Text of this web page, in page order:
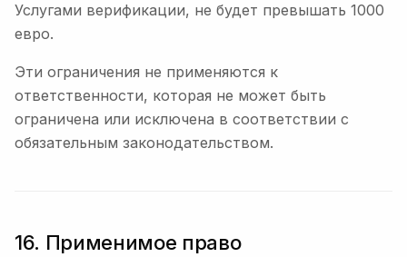
Услугами верификации, не будет превышать 1000
евро.
Эти ограничения не применяются к
ответственности, которая не может быть
ограничена или исключена в соответствии с
обязательным законодательством.
16. Применимое право